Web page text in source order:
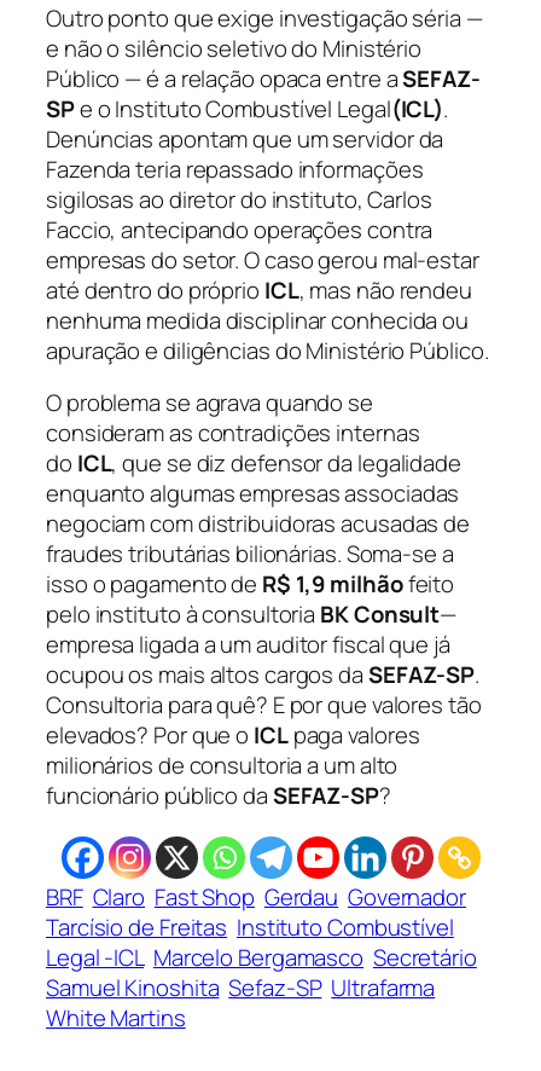
Outro ponto que exige investigação séria —
e não o silêncio seletivo do Ministério
Público — é a relação opaca entre aSEFAZ-
SPe o Instituto Combustível Legal(ICL).
Denúncias apontam que um servidor da
Fazenda teria repassado informações
sigilosas ao diretor do instituto, Carlos
Faccio, antecipando operações contra
empresas do setor. O caso gerou mal-estar
até dentro do próprio ICL, mas não rendeu
nenhuma medida disciplinar conhecida ou
apuração e diligências do Ministério Público.
O problema se agrava quando se
consideram as contradições internas
do ICL, que se diz defensor da legalidade
enquanto algumas empresas associadas
negociam com distribuidoras acusadas de
fraudes tributárias bilionárias. Soma-se a
isso o pagamento de R$ 1,9 milhãofeito
pelo instituto à consultoria BK Consult—
empresa ligada a um auditor fiscal que já
ocupou os mais altos cargos daSEFAZ-SP.
Consultoria para quê? E por que valores tão
elevados? Por que o ICLpaga valores
milionários de consultoria a um alto
funcionário público daSEFAZ-SP?
BRF Claro Fast Shop Gerdau Governador
Tarcísio de Freitas Instituto Combustível
Legal -ICL Marcelo Bergamasco Secretário
Samuel Kinoshita Sefaz-SP Ultrafarma
White Martins